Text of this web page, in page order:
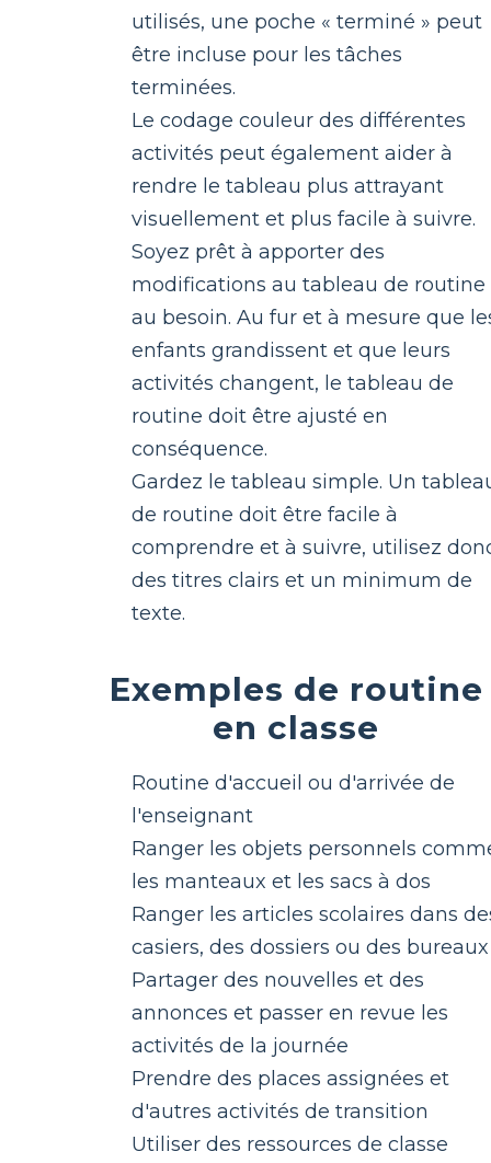
utilisés, une poche « terminé » peut
être incluse pour les tâches
terminées.
Le codage couleur des différentes
activités peut également aider à
rendre le tableau plus attrayant
visuellement et plus facile à suivre.
Soyez prêt à apporter des
modifications au tableau de routine
au besoin. Au fur et à mesure que
enfants grandissent et que leurs
activités changent, le tableau de
routine doit être ajusté en
conséquence.
Gardez le tableau simple. Un
de routine doit être facile à
comprendre et à suivre, utilisez
des titres clairs et un minimum de
texte.
Exemples de routine
en classe
Routine d'accueil ou d'arrivée de
l'enseignant
Ranger les objets personnels
les manteaux et les sacs à dos
Ranger les articles scolaires dans
casiers, des dossiers ou des bureaux
Partager des nouvelles et des
annonces et passer en revue les
activités de la journée
Prendre des places assignées et
d'autres activités de transition
Utiliser des ressources de classe